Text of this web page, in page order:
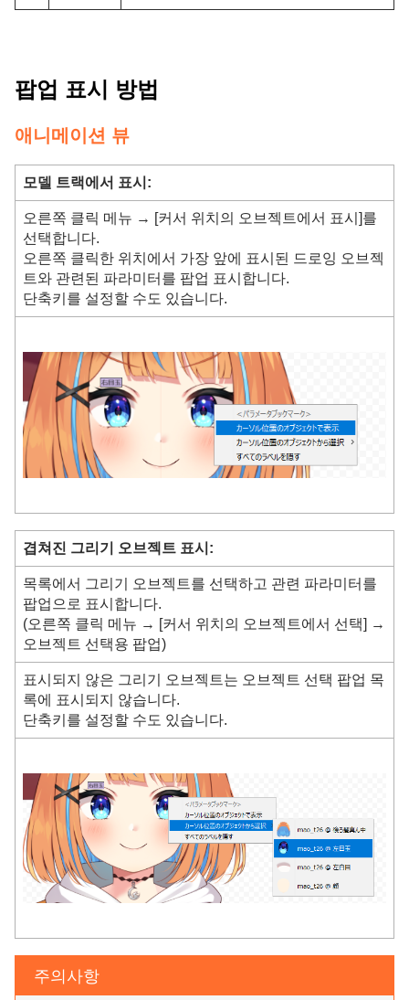
팝업 표시 방법
애니메이션 뷰
모델 트랙에서 표시:
오른쪽 클릭 메뉴 → [커서 위치의 오브젝트에서 표시]를
선택합니다.
오른쪽 클릭한 위치에서 가장 앞에 표시된 드로잉 오브젝
트와 관련된 파라미터를 팝업 표시합니다.
단축키를 설정할 수도 있습니다.
겹쳐진 그리기 오브젝트 표시:
목록에서 그리기 오브젝트를 선택하고 관련 파라미터를
팝업으로 표시합니다.
(오른쪽 클릭 메뉴 → [커서 위치의 오브젝트에서 선택] →
오브젝트 선택용 팝업)
표시되지 않은 그리기 오브젝트는 오브젝트 선택 팝업 목
록에 표시되지 않습니다.
단축키를 설정할 수도 있습니다.
주의사항